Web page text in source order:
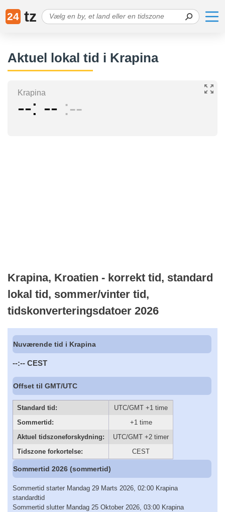
24 tz
Aktuel lokal tid i Krapina
Krapina
-- -- --
Krapina, Kroatien - korrekt tid, standard
lokal tid, sommer/vinter tid,
tidskonverteringsdatoer 2026
Nuværende tid i Krapina
--:-- CEST
Offset til GMT/UTC
Standard tid:
UTC/GMT +1 time
Sommertid:
+1 time
Aktuel tidszoneforskydning:
UTC/GMT +2 timer
Tidszone forkortelse:
CEST
Sommertid 2026 (sommertid)
Sommertid starter Mandag 29 Marts 2026, 02:00 Krapina
standardtid
Sommertid slutter Mandag 25 Oktober 2026, 03:00 Krapina